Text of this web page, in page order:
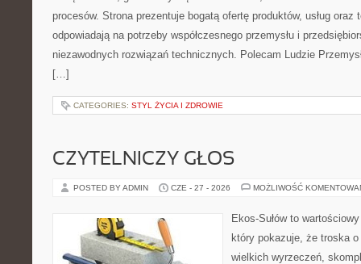
procesów. Strona prezentuje bogatą ofertę produktów, usług oraz
odpowiadają na potrzeby współczesnego przemysłu i
niezawodnych rozwiązań technicznych. Polecam Ludzie
[…]
CATEGORIES: STYL ŻYCIA I ZDROWIE
CZYTELNICZY GŁOS
POSTED BY ADMIN CZE - 27 - 2026 MOŻLIWOŚĆ
Ekos-Sułów to
który pokazuje, że troska
wielkich wyrzeczeń,